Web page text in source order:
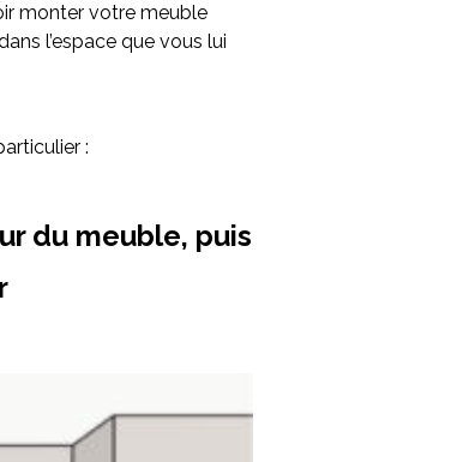
monter votre meuble
l’espace que vous lui
:
du meuble, puis